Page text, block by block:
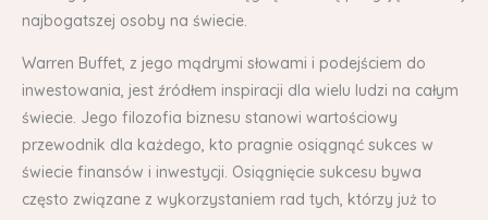
najbogatszej osoby na świecie.
Warren Buffet, z jego mądrymi słowami i podejściem do
inwestowania, jest źródłem inspiracji dla wielu ludzi na całym
świecie. Jego filozofia biznesu stanowi wartościowy
przewodnik dla każdego, kto pragnie osiągnąć sukces w
świecie finansów i inwestycji. Osiągnięcie sukcesu bywa
często związane z wykorzystaniem rad tych, którzy już to